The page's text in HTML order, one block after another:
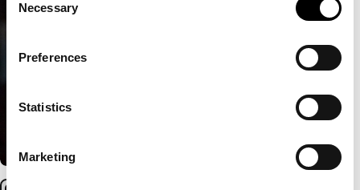
Selection
Necessary
Preferences
Statistics
Marketing